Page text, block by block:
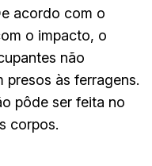
acordo com o
o impacto, o
não
presos às ferragens.
pôde ser feita no
corpos.